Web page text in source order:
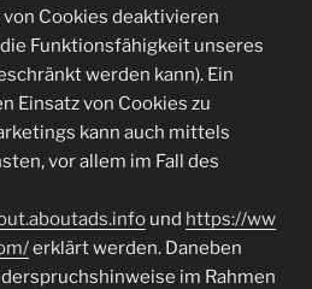
Cookies deaktivieren
Funktionsfähigkeit unseres
werden kann). Ein
Einsatz von Cookies zu
kann auch mittels
vor allem im Fall des
und https://ww
erklärt werden. Daneben
im Rahmen